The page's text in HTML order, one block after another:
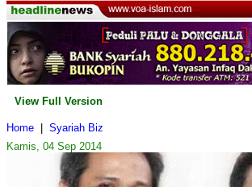
View Full Version
Home
Syariah Biz
Kamis, 04 Sep 2014